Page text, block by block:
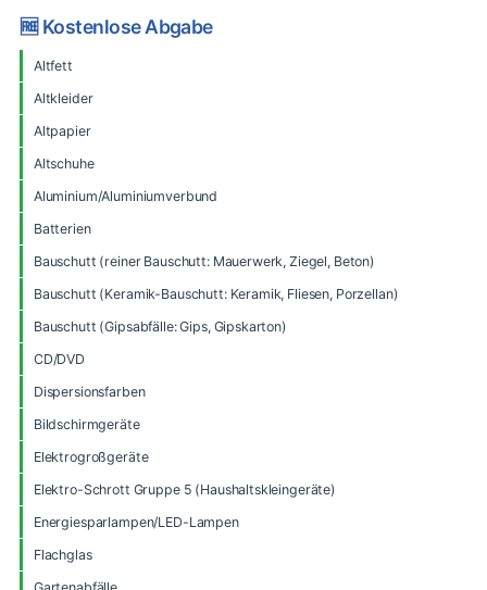
🆓 Kostenlose Abgabe
Altfett
Altkleider
Altpapier
Altschuhe
Aluminium/Aluminiumverbund
Batterien
Bauschutt (reiner Bauschutt: Mauerwerk, Ziegel, Beton)
Bauschutt (Keramik-Bauschutt: Keramik, Fliesen, Porzellan)
Bauschutt (Gipsabfälle: Gips, Gipskarton)
CD/DVD
Dispersionsfarben
Bildschirmgeräte
Elektrogroßgeräte
Elektro-Schrott Gruppe 5 (Haushaltskleingeräte)
Energiesparlampen/LED-Lampen
Flachglas
Gartenabfälle